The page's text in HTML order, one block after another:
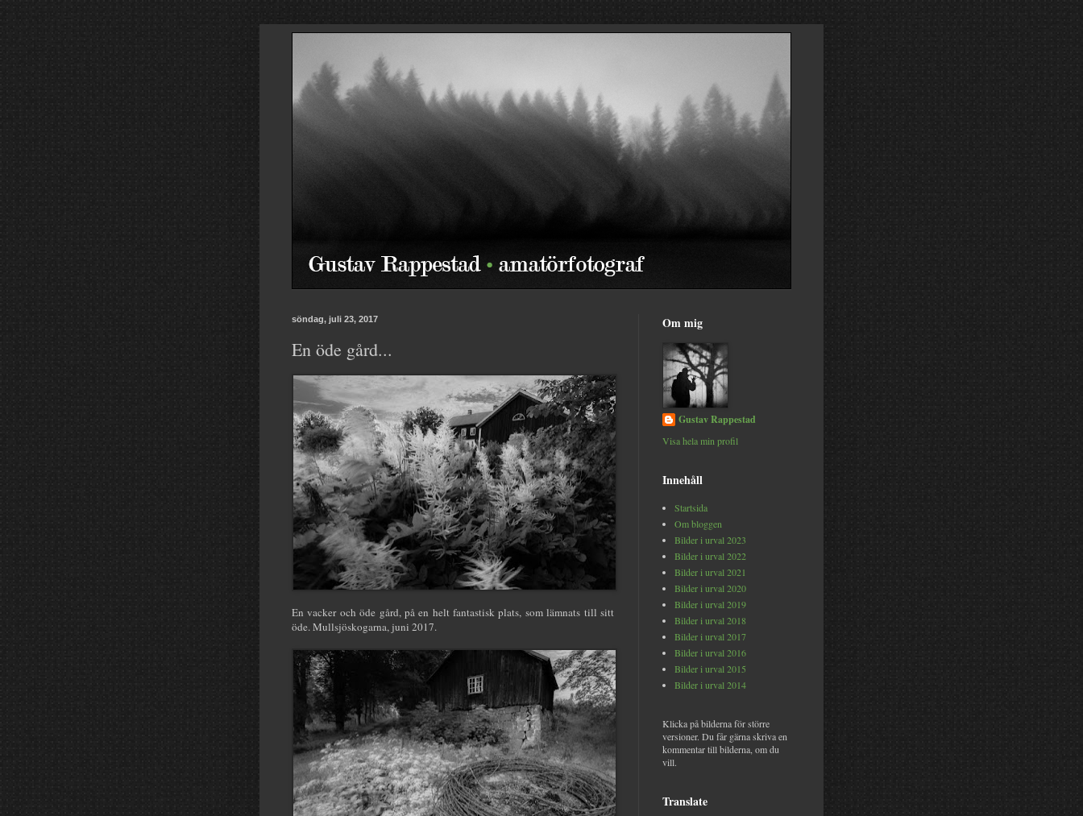
söndag, juli 23, 2017
En öde gård...
En vacker och öde gård, på en helt fantastisk plats, som lämnats till sitt
öde. Mullsjöskogarna, juni 2017.
Om mig
Gustav Rappestad
Visa hela min profil
Innehåll
Startsida
Om bloggen
Bilder i urval 2023
Bilder i urval 2022
Bilder i urval 2021
Bilder i urval 2020
Bilder i urval 2019
Bilder i urval 2018
Bilder i urval 2017
Bilder i urval 2016
Bilder i urval 2015
Bilder i urval 2014
Klicka på bilderna för större
versioner. Du får gärna skriva en
kommentar till bilderna, om du
vill.
Translate